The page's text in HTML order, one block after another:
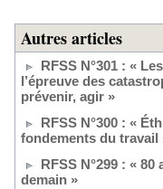
Autres articles
RFSS N°301 : «
l’épreuve des
prévenir, agir »
RFSS N°300 : «
fondements du travail
RFSS N°299 : «
demain »